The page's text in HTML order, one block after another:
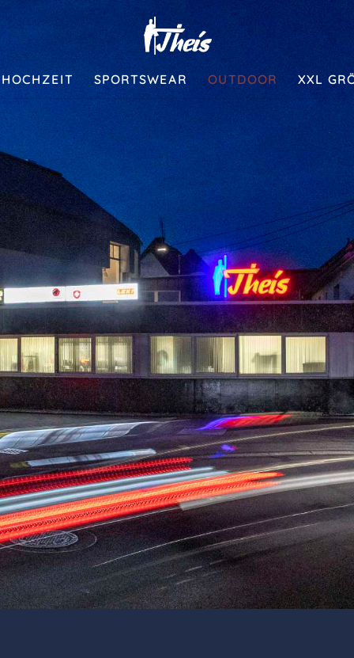
HOCHZEIT SPORTSWEAR OUTDOOR XXL